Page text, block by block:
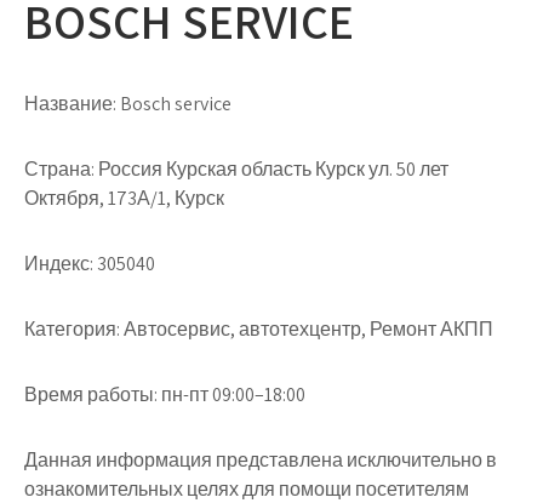
BOSCH SERVICE
Название: Bosch service
Страна: Россия Курская область Курск ул. 50 лет
Октября, 173А/1, Курск
Индекс: 305040
Категория:Автосервис, автотехцентр, Ремонт АКПП
Время работы: пн-пт 09:00–18:00
Данная информация представлена исключительно в
ознакомительных целях для помощи посетителям